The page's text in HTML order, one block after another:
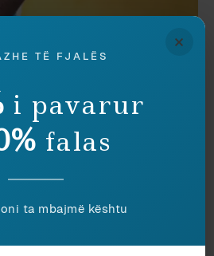
×
TË FJALËS
i pavarur
falas
ta mbajmë kështu